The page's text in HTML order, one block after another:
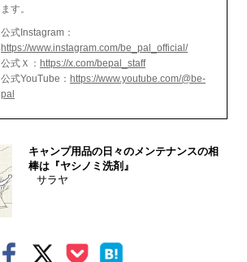
ます。
公式Instagram：
https://www.instagram.com/be_pal_official/
公式Ｘ： https://x.com/bepal_staff
公式YouTube： https://www.youtube.com/@be-
pal
キャンプ用品の日々のメンテナンスの相
棒は『ヤシノミ洗剤』
サラヤ